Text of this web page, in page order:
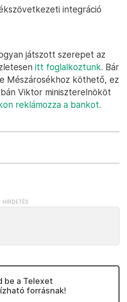
integráció
játszott szerepet az
itt foglalkoztunk. Bár
Mészárosékhoz köthető, ez
Viktor miniszterelnököt
reklámozza a bankot.
be a Telexet
forrásnak!